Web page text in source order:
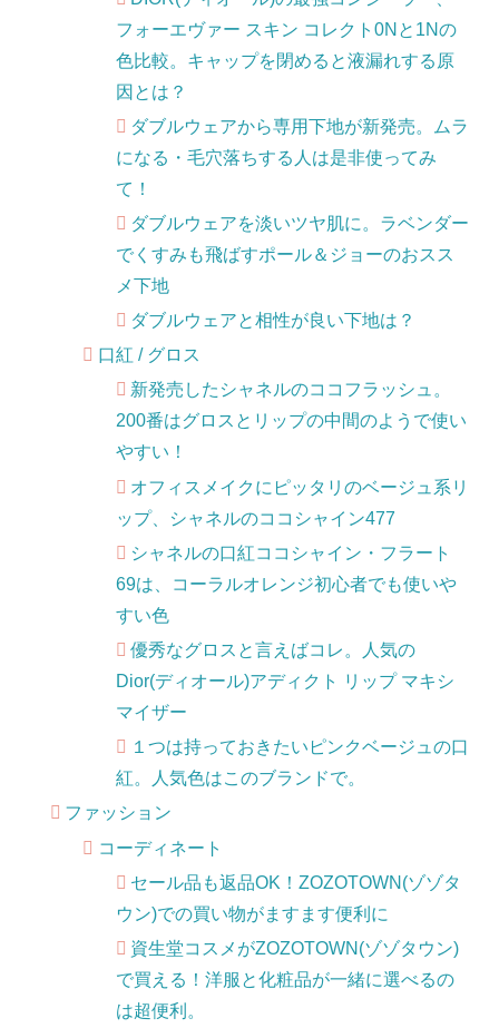
フォーエヴァー スキン コレクト0Nと1Nの
色比較。キャップを閉めると液漏れする原
因とは？
ダブルウェアから専用下地が新発売。ムラ
になる・毛穴落ちする人は是非使ってみ
て！
ダブルウェアを淡いツヤ肌に。ラベンダー
でくすみも飛ばすポール＆ジョーのおスス
メ下地
ダブルウェアと相性が良い下地は？
口紅 / グロス
新発売したシャネルのココフラッシュ。
200番はグロスとリップの中間のようで使い
やすい！
オフィスメイクにピッタリのベージュ系リ
ップ、シャネルのココシャイン477
シャネルの口紅ココシャイン・フラート
69は、コーラルオレンジ初心者でも使いや
すい色
優秀なグロスと言えばコレ。人気の
Dior(ディオール)アディクト リップ マキシ
マイザー
１つは持っておきたいピンクベージュの口
紅。人気色はこのブランドで。
ファッション
コーディネート
セール品も返品OK！ZOZOTOWN(ゾゾタ
ウン)での買い物がますます便利に
資生堂コスメがZOZOTOWN(ゾゾタウン)
で買える！洋服と化粧品が一緒に選べるの
は超便利。